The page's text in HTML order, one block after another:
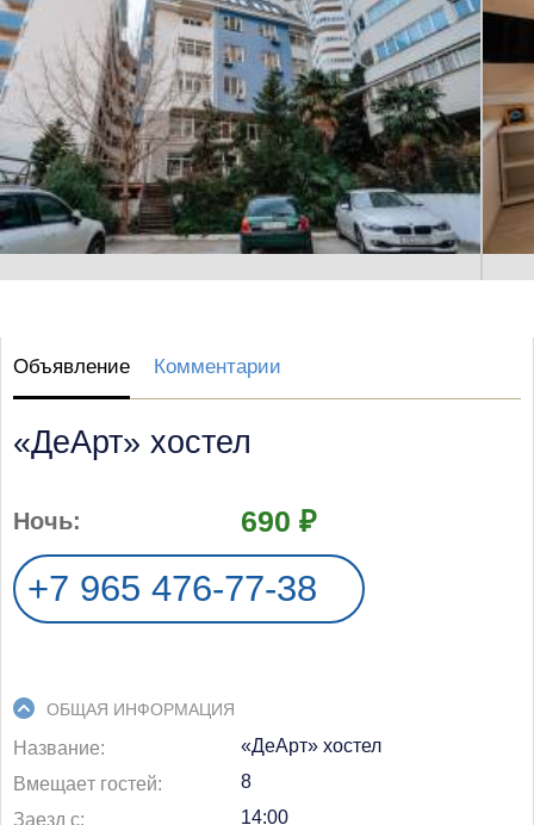
Объявление Комментарии
«ДеАрт» хостел
Ночь 690 ₽
+7 965 476-77-38
ОБЩАЯ ИНФОРМАЦИЯ
Название
«ДеАрт» хостел
Bмeщaeт гocтeй
8
Заезд с
14:00